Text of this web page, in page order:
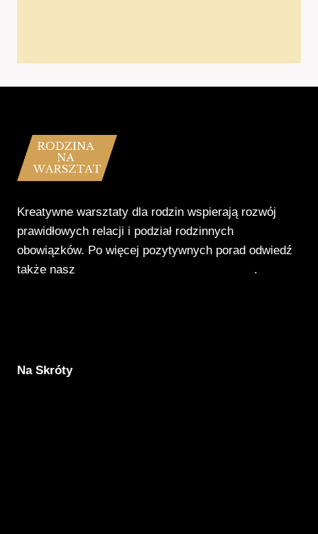
Kreatywne warsztaty dla rodzin wspierają rozwój
prawidłowych relacji i podział rodzinnych
obowiązków. Po więcej pozytywnych porad odwiedź
także nasz
.
Na Skróty